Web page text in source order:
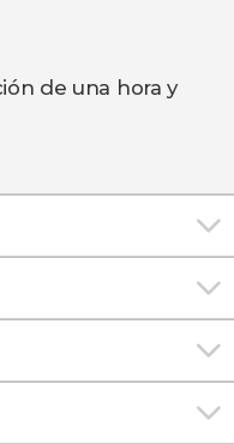
de una hora y